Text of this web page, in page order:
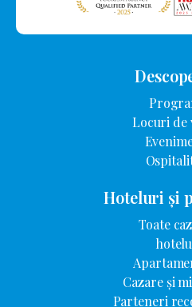
Locuri de
Hoteluri și
Toate
Cazare și
Parteneri